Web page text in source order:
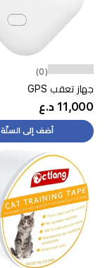
(0)
جهاز تعقب GPS
11,000 د.ع
أضف إلى السلّة